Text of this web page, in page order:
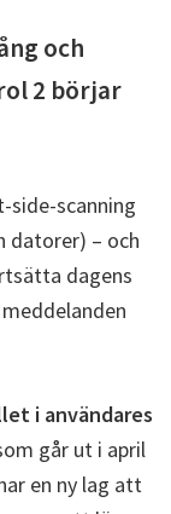
och
2 börjar
side-scanning
datorer) – och
dagens
i användares
går ut i april
en ny lag att